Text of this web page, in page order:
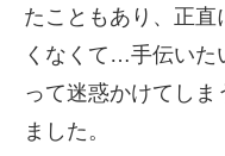
たこともあり、正
くなくて…手伝いた
って迷惑かけてしま
ました。